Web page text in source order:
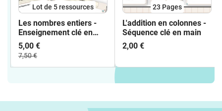
Lot de 5 ressources
Les nombres entiers -
Enseignement clé en
main
5,00 €
7,50 €
23 Pages
L'addition en colonnes -
Séquence clé en main
2,00 €